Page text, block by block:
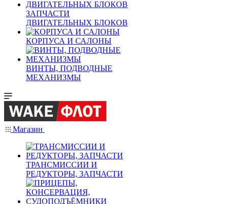
ЗАПЧАСТИ
ДВИГАТЕЛЬНЫХ БЛОКОВ
КОРПУСА И САЛОНЫ
ВИНТЫ, ПОДВОДНЫЕ
МЕХАНИЗМЫ
Магазин
ТРАНСМИССИИ И
РЕДУКТОРЫ, ЗАПЧАСТИ